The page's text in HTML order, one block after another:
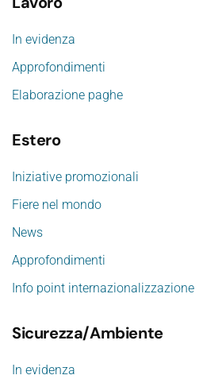
In evidenza
Approfondimenti
Elaborazione paghe
Estero
Iniziative promozionali
Fiere nel mondo
News
Approfondimenti
Info point internazionalizzazione
Sicurezza/Ambiente
In evidenza